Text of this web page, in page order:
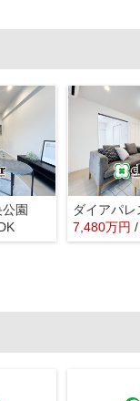
園
7,480万円